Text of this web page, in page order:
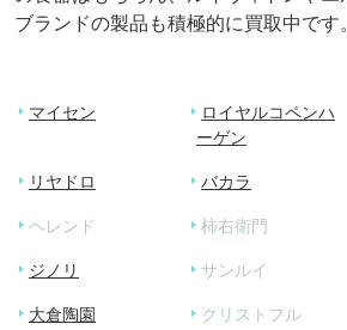
ブランドの製品も積極的に買取中です。
マイセン
ロイヤルコペンハ
ーゲン
リヤドロ バカラ
ヘレンド
柿右衛門
ジノリ
サンルイ
大倉陶園
クリストフル